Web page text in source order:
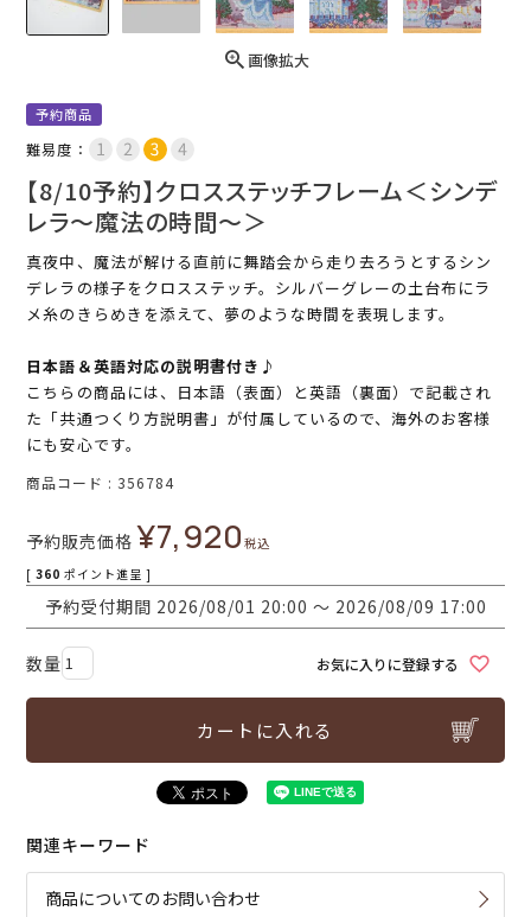
画像拡大
予約商品
難易度：
【8/10予約】クロスステッチフレーム＜シンデ
レラ～魔法の時間～＞
真夜中、魔法が解ける直前に舞踏会から走り去ろうとするシン
デレラの様子をクロスステッチ。シルバーグレーの土台布にラ
メ糸のきらめきを添えて、夢のような時間を表現します。
日本語＆英語対応の説明書付き♪
こちらの商品には、日本語（表面）と英語（裏面）で記載され
た「共通つくり方説明書」が付属しているので、海外のお客様
にも安心です。
商品コード 356784
予約販売価格 ¥7,920税込
[ 360 ポイント進呈 ]
予約受付期間 2026/08/01 20:00 〜 2026/08/09 17:00
お気に入りに登録する
カートに入れる
関連キーワード
商品についてのお問い合わせ